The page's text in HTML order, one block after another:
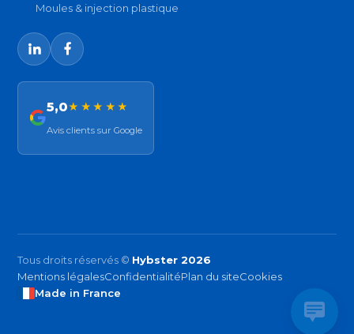
Moules & injection plastique
5,0★★★★★
Avis clients sur Google
Tous droits réservés © Hybster 2026
Mentions légalesConfidentialitéPlan du siteCookies
Made in France